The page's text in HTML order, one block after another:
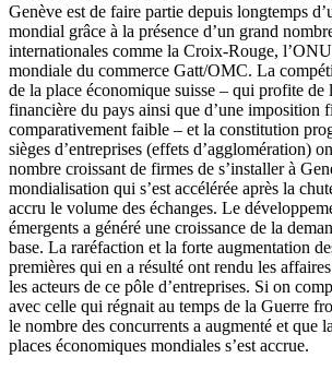
Genève est de faire partie depuis longtemps
mondial grâce à la présence d’un grand
internationales comme la Croix-Rouge,
mondiale du commerce Gatt/OMC. La
de la place économique suisse – qui profite
financière du pays ainsi que d’une imposition
comparativement faible – et la constitution
sièges d’entreprises (effets d’agglomération)
nombre croissant de firmes de s’installer à
mondialisation qui s’est accélérée après la
accru le volume des échanges. Le
émergents a généré une croissance de la
base. La raréfaction et la forte augmentation
premières qui en a résulté ont rendu les
les acteurs de ce pôle d’entreprises. Si on
avec celle qui régnait au temps de la Guerre
le nombre des concurrents a augmenté et que
places économiques mondiales s’est accrue.